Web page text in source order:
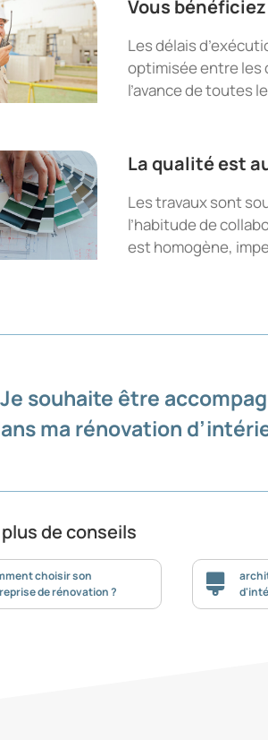
Vous
Les délais
optimisée entre les
l’avance de toutes
La qualité est
Les travaux sont
l’habitude de
est homogène,
Je souhaite être
ma rénovation
de conseils
choisir son
de rénovation ?